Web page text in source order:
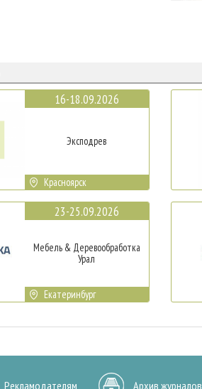
16-18.09.2026
Эксподрев
Красноярск
23-25.09.2026
Мебель & Деревообработка
Урал
Екатеринбург
Рекламодателям Архив журналов